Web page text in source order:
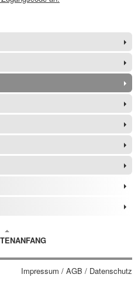
Impressum / AGB / Datenschutz